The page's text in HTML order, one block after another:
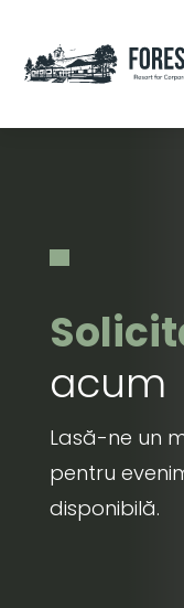
acum
Lasă-ne un
pentru
disponibilă.